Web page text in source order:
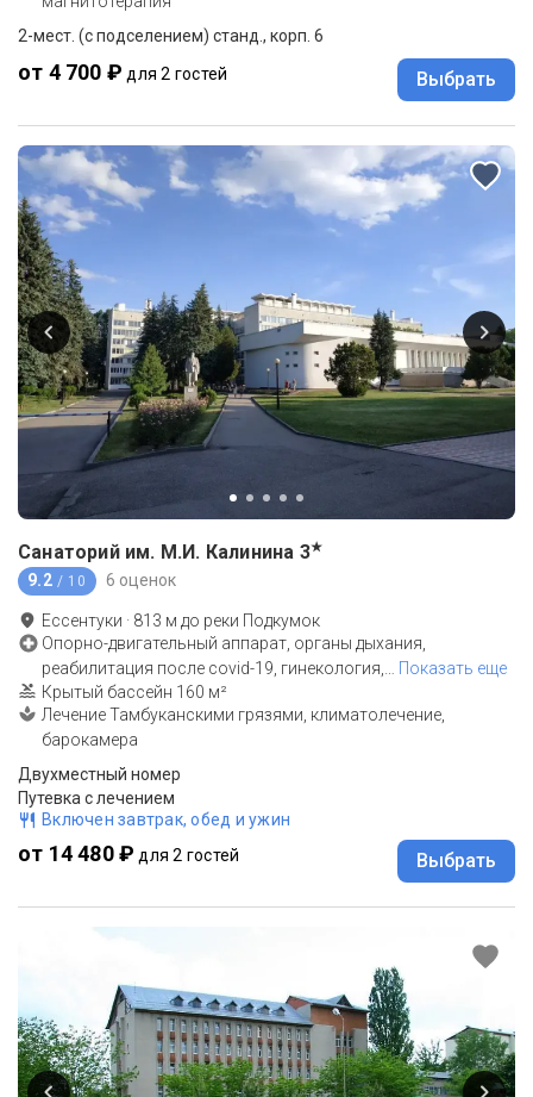
2-мест. (с подселением) станд., корп. 6
от 4 700 ₽ для 2 гостей Выбрать
Санаторий им. М.И. Калинина 3★
9.2 / 10 6 оценок
Ессентуки · 813 м до реки Подкумок
Опорно-двигательный аппарат, органы дыхания,
реабилитация после covid-19, гинекология,
Показать еще
Крытый бассейн 160 м²
Лечение Тамбуканскими грязями, климатолечение,
барокамера
Двухместный номер
Путевка с лечением
Включен завтрак, обед и ужин
от 14 480 ₽ для 2 гостей Выбрать